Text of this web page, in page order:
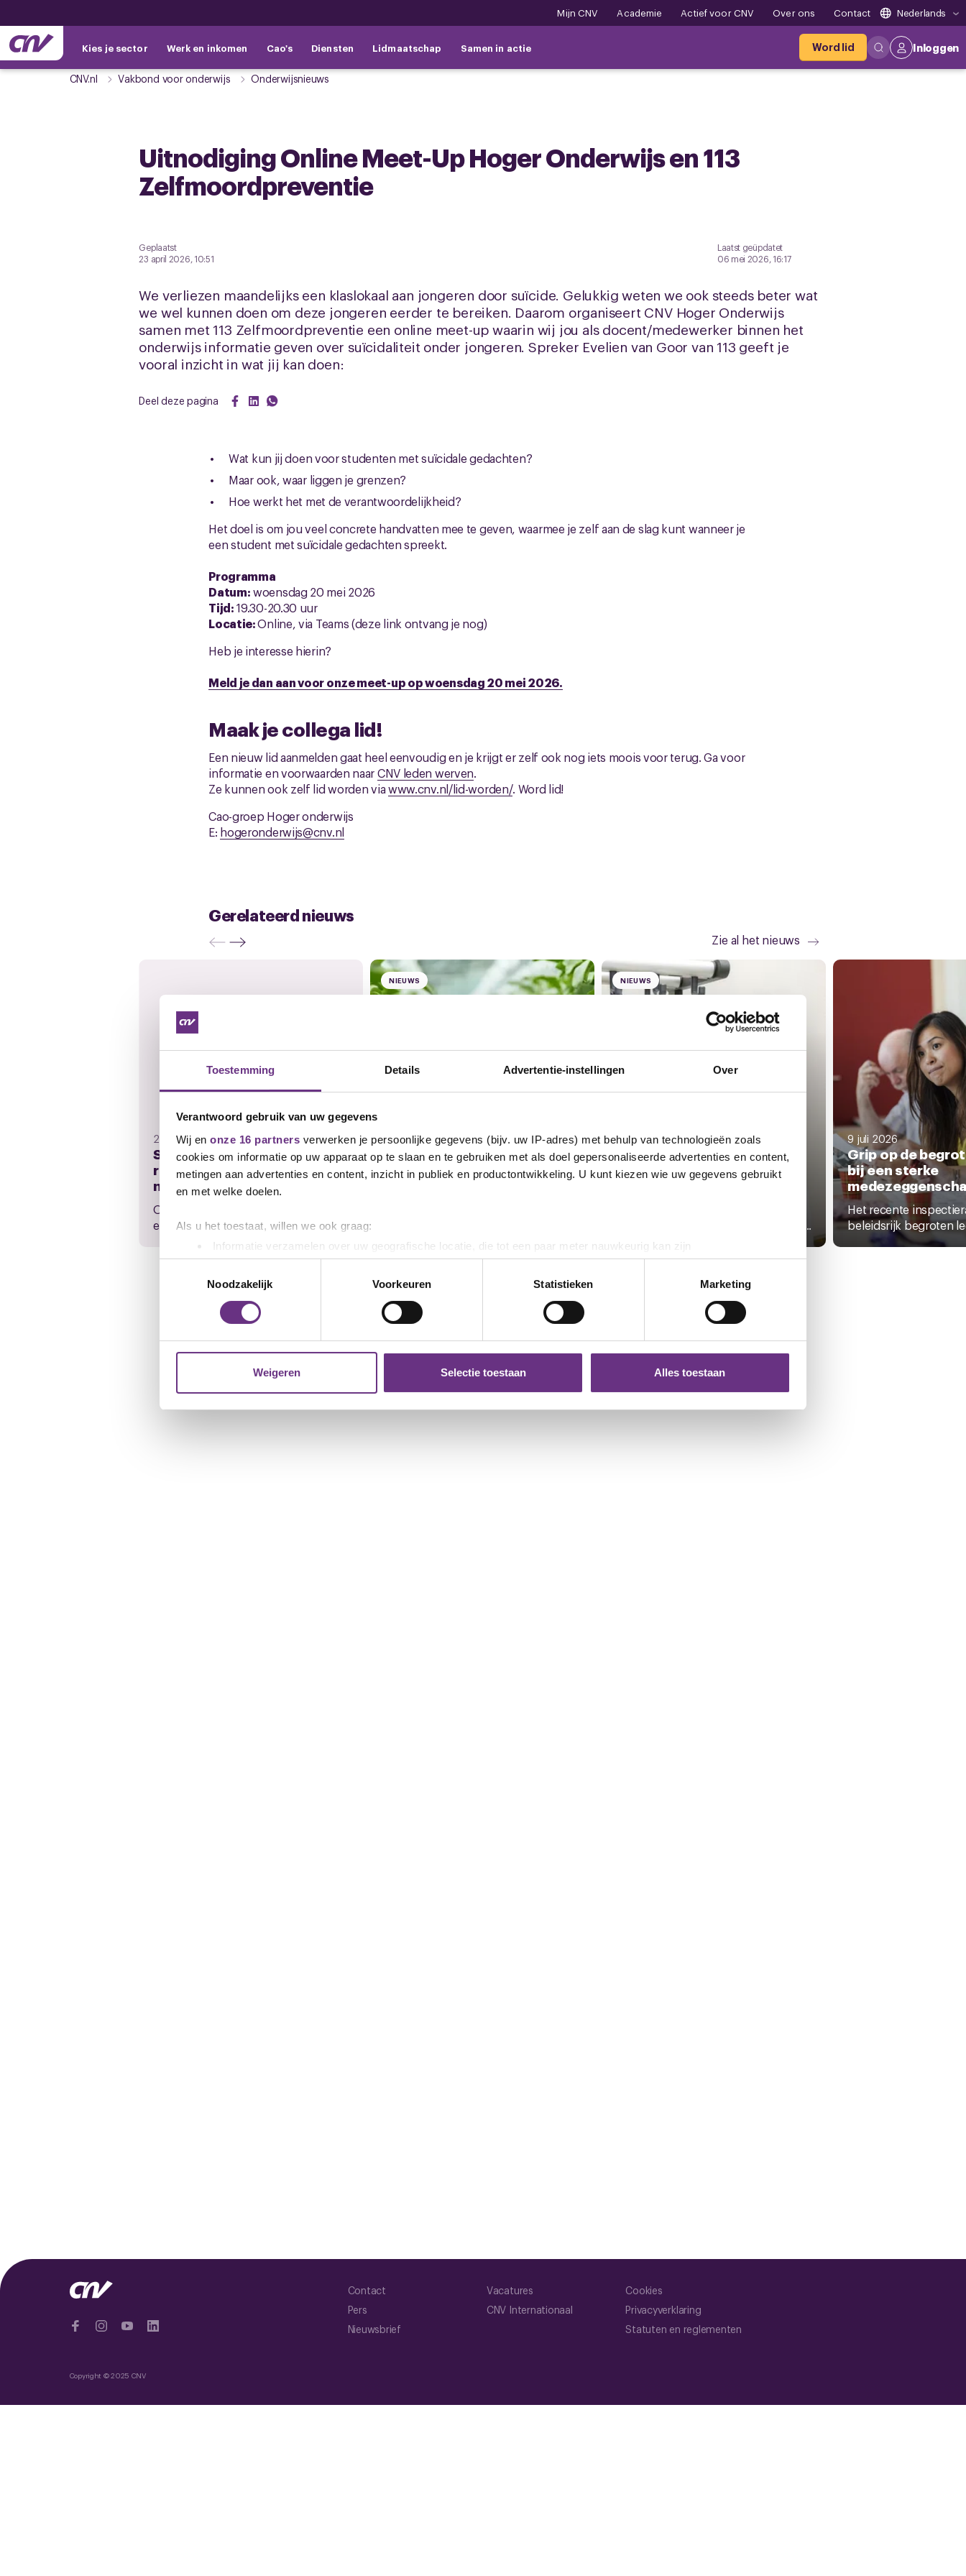
Toestemming Details Advertentie-instellingen Over
Verantwoord gebruik van uw gegevens
Wij en onze 16 partners verwerken je persoonlijke gegevens (bijv. uw IP-adres) met behulp van technologieën zoals
cookies om informatie op uw apparaat op te slaan en te gebruiken met als doel gepersonaliseerde advertenties en content,
metingen aan advertenties en content, inzicht in publiek en productontwikkeling. U kunt kiezen wie uw gegevens gebruikt
en met welke doelen.
Als u het toestaat, willen we ook graag:
Informatie verzamelen over uw geografische locatie, die tot een paar meter nauwkeurig kan zijn
Uw apparaat identificeren door het actief te scannen op specifieke eigenschappen (fingerprinting)
Lees meer over hoe uw persoonlijke gegevens worden verwerkt en stel uw voorkeuren in het
detailgedeeltein. U kunt uw
toestemming op elk moment wijzigen of intrekken in de Cookieverklaring.
websiteverkeer te analyseren. Ook delen we informatie over uw gebruik van onze site met onze partners voor social
media, adverteren en analyse. Deze partners kunnen deze gegevens combineren met andere informatie die u aan ze heeft
Noodzakelijk
Voorkeuren Statistieken Marketing
Weigeren Selectie toestaan Alles toestaan
Mijn CNV Academie Actief voor CNV Over ons Contact Nederlands
Kies je sector Werk en inkomen Cao's Diensten Lidmaatschap Samen in actie Word lid Inloggen
CNV.nl Vakbond voor onderwijs Onderwijsnieuws
Uitnodiging Online Meet-Up Hoger Onderwijs en 113
Zelfmoordpreventie
Geplaatst
23 april 2026, 10:51
Laatst geüpdatet
06 mei 2026, 16:17
We verliezen maandelijks een klaslokaal aan jongeren door suïcide. Gelukkig weten we ook steeds beter wat
we wel kunnen doen om deze jongeren eerder te bereiken. Daarom organiseert CNV Hoger Onderwijs
samen met 113 Zelfmoordpreventie een online meet-up waarin wij jou als docent/medewerker binnen het
onderwijs informatie geven over suïcidaliteit onder jongeren. Spreker Evelien van Goor van 113 geeft je
vooral inzicht in wat jij kan doen:
Deel deze pagina
Wat kun jij doen voor studenten met suïcidale gedachten?
Maar ook, waar liggen je grenzen?
Hoe werkt het met de verantwoordelijkheid?
Het doel is om jou veel concrete handvatten mee te geven, waarmee je zelf aan de slag kunt wanneer je
een student met suïcidale gedachten spreekt.
Programma
Datum:woensdag 20 mei 2026
Tijd:19.30-20.30 uur
Locatie:Online, via Teams (deze link ontvang je nog)
Heb je interesse hierin?
Meld je dan aan voor onze meet-up op woensdag 20 mei 2026.
Maak je collega lid!
Een nieuw lid aanmelden gaat heel eenvoudig en je krijgt er zelf ook nog iets moois voor terug. Ga voor
informatie en voorwaarden naarCNV leden werven.
Ze kunnen ook zelf lid worden viawww.cnv.nl/lid-worden/. Word lid!
Cao-groep Hoger onderwijs
E: hogeronderwijs@cnv.nl
Gerelateerd nieuws
Zie al het nieuws
21 juli 2026
Save the date:
regiobijeenkomst op 4
november 2026
Op 4 november 2026 wordt er weer
een regiobijeenkomst in het...
NIEUWS
17 juli 2026
Nieuwe cao Wageningen
Research is een feit
NIEUWS
10 juli 2026
Herinnering – stem over het
onderhandelingsresultaat
cao Wageningen Research
ontvangen om te stemmen over het...
9 juli 2026
Grip op de
bij een sterke
Het recente
beleidsrijk begroten
Contact
Pers
Nieuwsbrief
Vacatures
CNV Internationaal
Cookies
Privacyverklaring
Statuten en reglementen
Copyright © 2025 CNV